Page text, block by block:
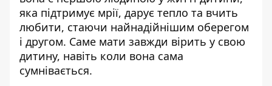
яка підтримує мрії, дарує тепло та вчить
любити, стаючи найнадійнішим оберегом
і другом. Саме мати завжди вірить у свою
дитину, навіть коли вона сама
сумнівається.